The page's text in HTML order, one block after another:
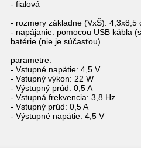
- fialová
- rozmery základne (VxŠ): 4,3x8,5
- napájanie: pomocou USB kábla
batérie (nie je súčasťou)
parametre:
- Vstupné napätie: 4,5 V
- Vstupný výkon: 22 W
- Výstupný prúd: 0,5 A
- Vstupná frekvencia: 3,8 Hz
- Vstupný prúd: 0,5 A
- Výstupné napätie: 4,5 V